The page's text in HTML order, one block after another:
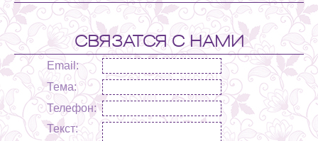
СВЯЗАТСЯ С НАМИ
Email:
Тема:
Телефон:
Текст: